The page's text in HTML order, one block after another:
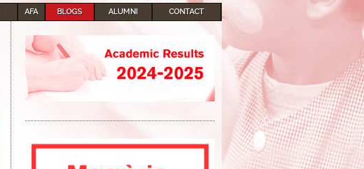
AFA BLOGS ALUMNI CONTACT